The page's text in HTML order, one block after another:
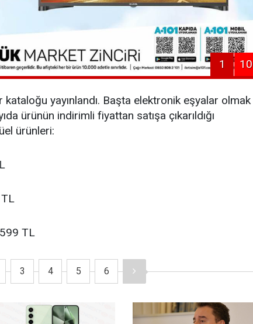
1 10
yayınlandı. Başta elektronik eşyalar olmak
ürünün indirimli fiyattan satışa çıkarıldığı
ürünleri:
TL
3 4 5 6